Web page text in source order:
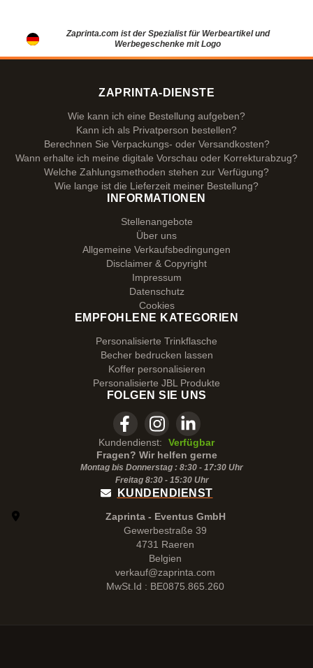
Zaprinta.com ist der Spezialist für Werbeartikel und
Werbegeschenke mit Logo
ZAPRINTA-DIENSTE
Wie kann ich eine Bestellung aufgeben?
Kann ich als Privatperson bestellen?
Berechnen Sie Verpackungs- oder Versandkosten?
Wann erhalte ich meine digitale Vorschau oder Korrekturabzug?
Welche Zahlungsmethoden stehen zur Verfügung?
Wie lange ist die Lieferzeit meiner Bestellung?
INFORMATIONEN
Stellenangebote
Über uns
Allgemeine Verkaufsbedingungen
Disclaimer & Copyright
Impressum
Datenschutz
Cookies
EMPFOHLENE KATEGORIEN
Personalisierte Trinkflasche
Becher bedrucken lassen
Koffer personalisieren
Personalisierte JBL Produkte
FOLGEN SIE UNS
Kundendienst:
Verfügbar
Fragen? Wir helfen gerne
Montag bis Donnerstag : 8:30 - 17:30 Uhr
Freitag 8:30 - 15:30Uhr
KUNDENDIENST
Zaprinta - Eventus GmbH
Gewerbestraße 39
4731 Raeren
Belgien
verkauf@zaprinta.com
MwSt.Id : BE0875.865.260